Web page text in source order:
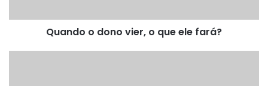
Quando o dono vier, o que ele fará?